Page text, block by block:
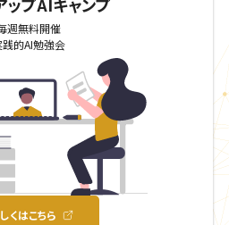
ップAIキャンプ
週無料開催
践的AI勉強会
くはこちら